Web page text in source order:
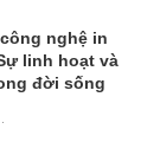
nghệ in
linh hoạt và
đời sống